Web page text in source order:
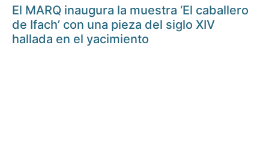
El MARQ inaugura la muestra ‘El caballero
de Ifach’ con una pieza del siglo XIV
hallada en el yacimiento